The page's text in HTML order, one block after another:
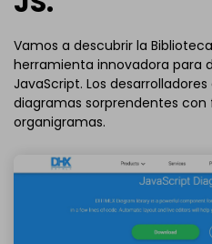
Vamos a descubrir la
herramienta innovadora para
JavaScript. Los
diagramas sorprendentes con
organigramas.